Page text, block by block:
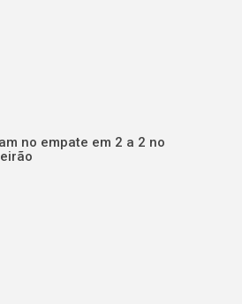
no empate em 2 a 2 no